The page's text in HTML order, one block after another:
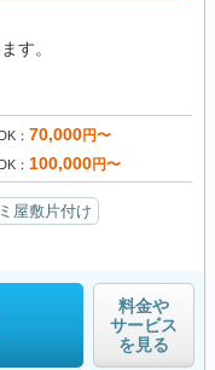
す。
70,000円〜
100,000円〜
屋敷片付け
料金や
サービス
を見る